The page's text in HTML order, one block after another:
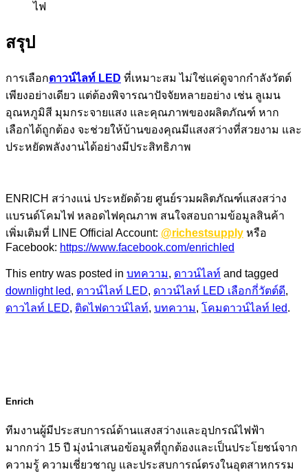
ไฟ
สรุป
การเลือกดาวน์ไลท์ LED ที่เหมาะสม ไม่ใช่แค่ดูจากกำลังวัตต์
เพียงอย่างเดียว แต่ต้องพิจารณาปัจจัยหลายอย่าง เช่น ลูเมน
อุณหภูมิสี มุมกระจายแสง และคุณภาพของผลิตภัณฑ์ หาก
เลือกได้ถูกต้อง จะช่วยให้บ้านของคุณมีแสงสว่างที่สวยงาม และ
ประหยัดพลังงานได้อย่างมีประสิทธิภาพ
ENRICH สว่างแน่ ประหยัดด้วย ศูนย์รวมผลิตภัณฑ์แสงสว่าง
แบรนด์โคมไฟ หลอดไฟคุณภาพ สนใจสอบถามข้อมูลสินค้า
เพิ่มเติมที่ LINE Official Account: @richestsupply หรือ
Facebook: https://www.facebook.com/enrichled
This entry was posted in บทความ, ดาวน์ไลท์ and tagged
downlight led, ดาวน์ไลท์ LED, ดาวน์ไลท์ LED เลือกกี่วัตต์ดี,
ดาวไลท์ LED, ติดไฟดาวน์ไลท์, บทความ, โคมดาวน์ไลท์ led.
Enrich
ทีมงานผู้มีประสบการณ์ด้านแสงสว่างและอุปกรณ์ไฟฟ้า
มากกว่า 15 ปี มุ่งนำเสนอข้อมูลที่ถูกต้องและเป็นประโยชน์จาก
ความรู้ ความเชี่ยวชาญ และประสบการณ์ตรงในอุตสาหกรรม